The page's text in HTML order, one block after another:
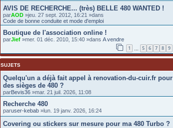
AVIS DE RECHERCHE... (très) BELLE 480 WANTED !
parAOD »jeu. 27 sept. 2012, 16:21 »dans
Code de bonne conduite et mode d'emploi
Boutique de l'association online !
parJief »mer. 01 déc. 2010, 15:40 »dans A vendre
1 … 5 6 7 8 9
SUJETS
Quelqu'un a déjà fait appel à renovation-du-cuir.fr pour
des sièges de 480 ?
parBevis36 »mar. 21 juil. 2026, 11:08
Recherche 480
paruser-kebab »lun. 19 janv. 2026, 16:24
Covering ou stickers sur mesure pour ma 480 Turbo ?